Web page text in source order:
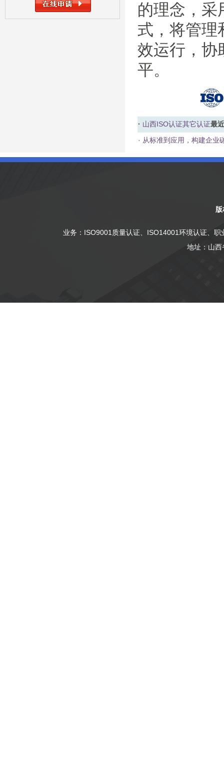
的理念，
式，将管理
效运行，协
平。
· 山西ISO认证其它认证最
· 从标准到应用，构建企业
业务： ISO9001质量认证 ISO14001环境认证、 职
地址：山